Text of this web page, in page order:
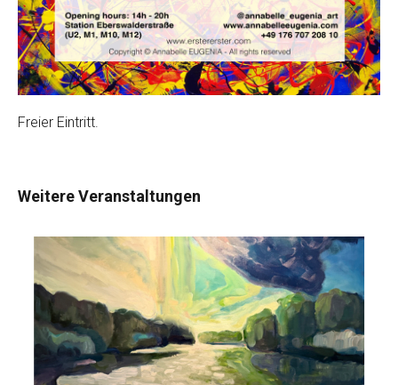
Freier Eintritt.
Weitere Veranstaltungen